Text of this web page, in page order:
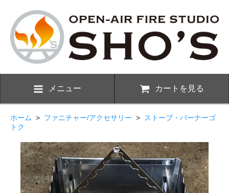
メニュー カートを見る
ホーム > ファニチャー/アクセサリー > ストーブ・バーナーゴ
トク